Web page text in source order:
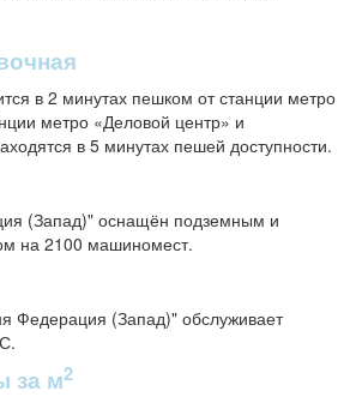
в 2 минутах пешком от станции метро
метро «Деловой центр» и
в 5 минутах пешей доступности.
(Запад)" оснащён подземным и
на 2100 машиномест.
Федерация (Запад)" обслуживает
за м2